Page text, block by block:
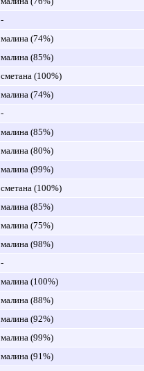
-
малина (74%)
малина (85%)
сметана (100%)
малина (74%)
-
малина (85%)
малина (80%)
малина (99%)
сметана (100%)
малина (85%)
малина (75%)
малина (98%)
-
малина (100%)
малина (88%)
малина (92%)
малина (99%)
малина (91%)